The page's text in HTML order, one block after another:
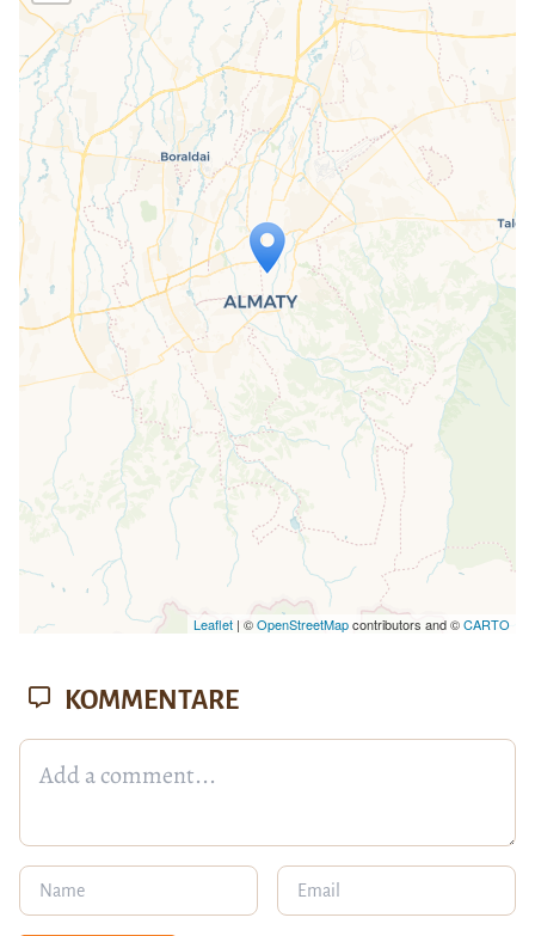
Travelers' Map wird geladen …
Wenn du dies siehst, nachdem deine
Seite vollständig geladen wurde,
fehlen leafletJS-Dateien.
Leaflet| ©OpenStreetMapcontributors and ©CARTO
KOMMENTARE